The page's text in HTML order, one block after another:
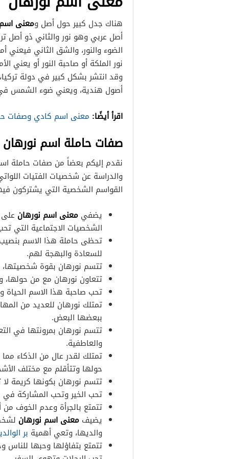
هناك جدل كبير حول أصل ومعنى
أصل عربي وهو نور والثاني ذو أصل
الضوء والنور، والشق الثاني فيعني
نور الملكة أو صاحبة النور أو يعني
وقد انتشر بشكل كبير في دولة
أصول هندية، ويعني ضوء الشمس في
اقرأ أيضًا: معنى اسم كادي وصفات
صفات حاملة اسم نورهان
نقدم إليكم بعضاً من صفات حاملة
والدراسة عن شخصيات الفتيات
القواسم الشخصية التي يشتركون
يضفي معنى اسم نورهان
الشخصيات الاجتماعية التي
تحظى حاملة هذا الاسم
للسعادة والبهجة لهم.
تتسم نورهان بقوة شخصيتها،
تتعاون نورهان مع من حولها،
تحب صاحبة هذا الاسم الحياة
تمتلك نورهان للعديد من
ببعضها البعض.
تتسم نورهان بمرونتها في
والعاطفية.
تمتلك لقدر عال من الذكاء
حولها وتتأقلم مع مختلف
تتسم نورهان بكونها كريمة
تحب الخير وتحب المشاركة في
تتمتع بالجرأة وعدم
يضيف معنى اسم نورهان
والديها، وتعي أهمية بر
تتمتع بتفاؤلها وحبها